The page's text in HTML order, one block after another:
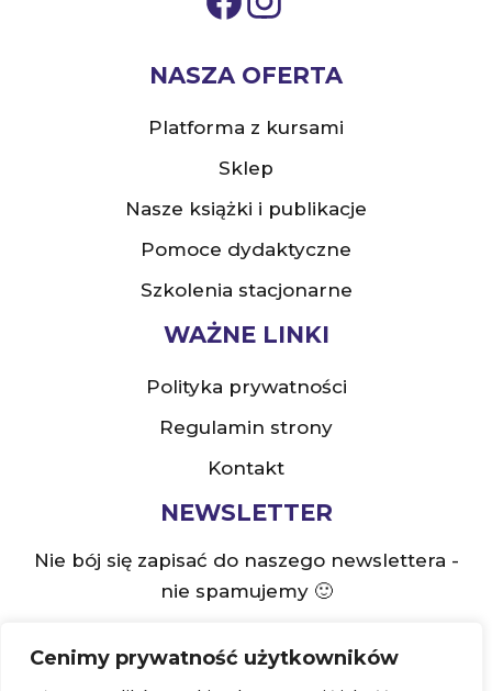
Cenimy prywatność użytkowników
NASZA OFERTA
Platforma z kursami
Sklep
Nasze książki i publikacje
Pomoce dydaktyczne
Szkolenia stacjonarne
WAŻNE LINKI
Polityka prywatności
Regulamin strony
Kontakt
NEWSLETTER
Nie bój się zapisać do naszego newslettera -
nie spamujemy 🙂